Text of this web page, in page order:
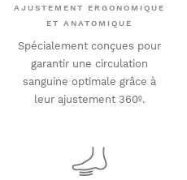
AJUSTEMENT ERGONOMIQUE
ET ANATOMIQUE
Spécialement conçues pour
garantir une circulation
sanguine optimale grâce à
leur ajustement 360º.